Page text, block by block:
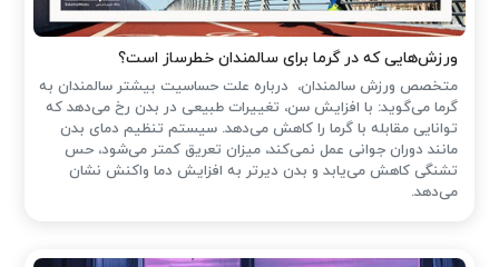
ورزش‌هایی که در گرما برای سالمندان خطرساز است؟
متخصص ورزش سالمندان، درباره علت حساسیت بیشتر سالمندان به
گرما می‌گوید: با افزایش سن، تغییرات طبیعی در بدن رخ می‌دهد که
توانایی مقابله با گرما را کاهش می‌دهد. سیستم تنظیم دمای بدن
مانند دوران جوانی عمل نمی‌کند، میزان تعریق کمتر می‌شود، حس
تشنگی کاهش می‌یابد و بدن دیرتر به افزایش دما واکنش نشان
می‌دهد.